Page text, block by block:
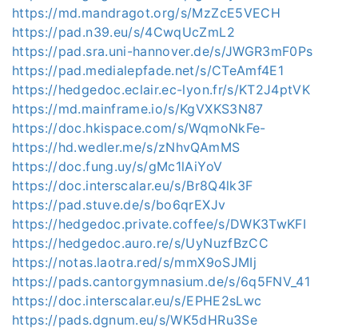
https://md.mandragot.org/s/MzZcE5VECH
https://pad.n39.eu/s/4CwqUcZmL2
https://pad.sra.uni-hannover.de/s/JWGR3mF0Ps
https://pad.medialepfade.net/s/CTeAmf4E1
https://hedgedoc.eclair.ec-lyon.fr/s/KT2J4ptVK
https://md.mainframe.io/s/KgVXKS3N87
https://doc.hkispace.com/s/WqmoNkFe-
https://hd.wedler.me/s/zNhvQAmMS
https://doc.fung.uy/s/gMc1lAiYoV
https://doc.interscalar.eu/s/Br8Q4lk3F
https://pad.stuve.de/s/bo6qrEXJv
https://hedgedoc.private.coffee/s/DWK3TwKFI
https://hedgedoc.auro.re/s/UyNuzfBzCC
https://notas.laotra.red/s/mmX9oSJMIj
https://pads.cantorgymnasium.de/s/6q5FNV_41
https://doc.interscalar.eu/s/EPHE2sLwc
https://pads.dgnum.eu/s/WK5dHRu3Se